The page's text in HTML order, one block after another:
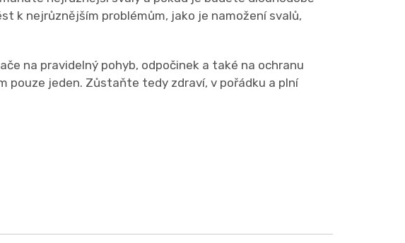
k nejrůznějším problémům, jako je namožení svalů,
na pravidelný pohyb, odpočinek a také na ochranu
pouze jeden. Zůstaňte tedy zdraví, v pořádku a plní